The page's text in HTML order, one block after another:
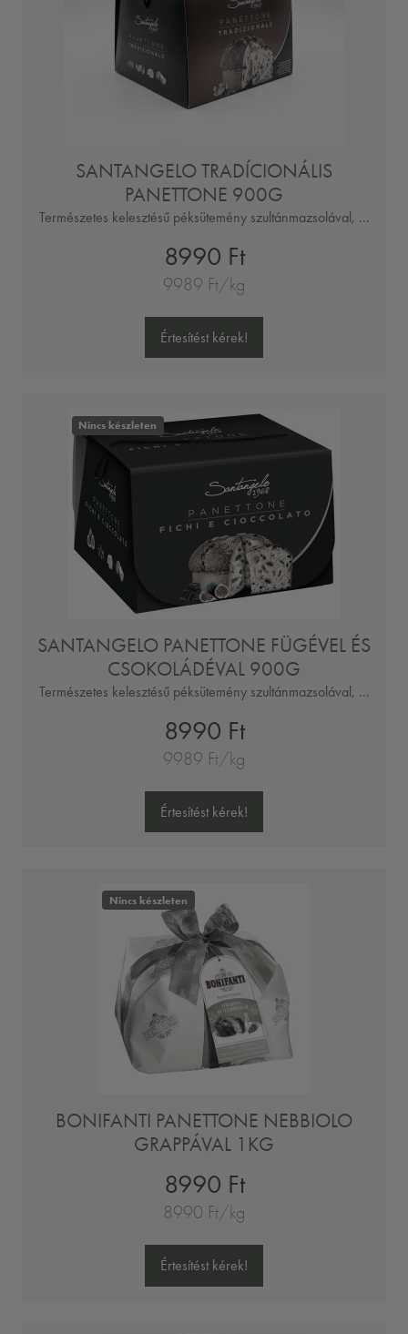
SANTANGELO TRADÍCIONÁLIS
PANETTONE 900G
Természetes kelesztésű péksütemény szultánmazsolával, ...
8990 Ft
9989 Ft/kg
Értesítést kérek!
Nincs készleten
SANTANGELO PANETTONE FÜGÉVEL ÉS
CSOKOLÁDÉVAL 900G
Természetes kelesztésű péksütemény szultánmazsolával, ...
8990 Ft
9989 Ft/kg
Értesítést kérek!
Nincs készleten
BONIFANTI PANETTONE NEBBIOLO
GRAPPÁVAL 1KG
8990 Ft
8990 Ft/kg
Értesítést kérek!